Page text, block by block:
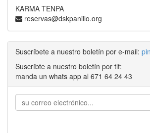
KARMA TENPA
reservas@dskpanillo.org
Suscríbete a nuestro boletín por e-mail:
Suscríbte a nuestro boletín por tlf:
manda un whats app al 671 64 24 43